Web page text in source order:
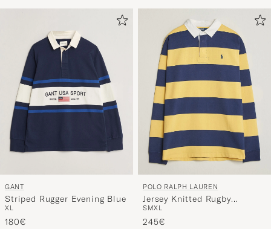
GANT
Striped Rugger Evening Blue
XL
180€
POLO RALPH LAUREN
Jersey Knitted Rugby
Pullover Yellow/Cobolt
SMXL
245€